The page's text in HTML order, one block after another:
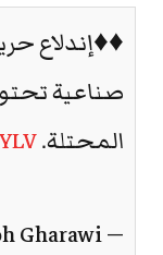
♦️♦️إندلاع
صناعية
المحتلة.
Gharawi